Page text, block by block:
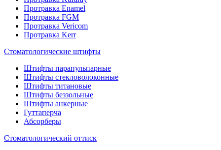
Протравка Enamel
Протравка FGM
Протравка Vericom
Протравка Kerr
Стоматологические штифты
Штифты парапульпарные
Штифты стекловолоконные
Штифты титановые
Штифты беззольные
Штифты анкерные
Гуттаперча
Абсорберы
Стоматологический оттиск